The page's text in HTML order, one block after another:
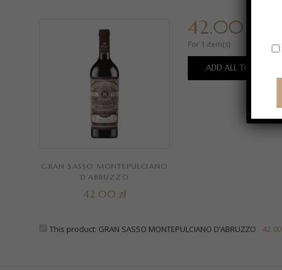
GRAN SASSO MONTEPULCIANO
D’ABRUZZO
42.00 zł
42.00
For 1 item(s)
ADD ALL TO CART
This product: GRAN SASSO MONTEPULCIANO D’ABRUZZO 42.00